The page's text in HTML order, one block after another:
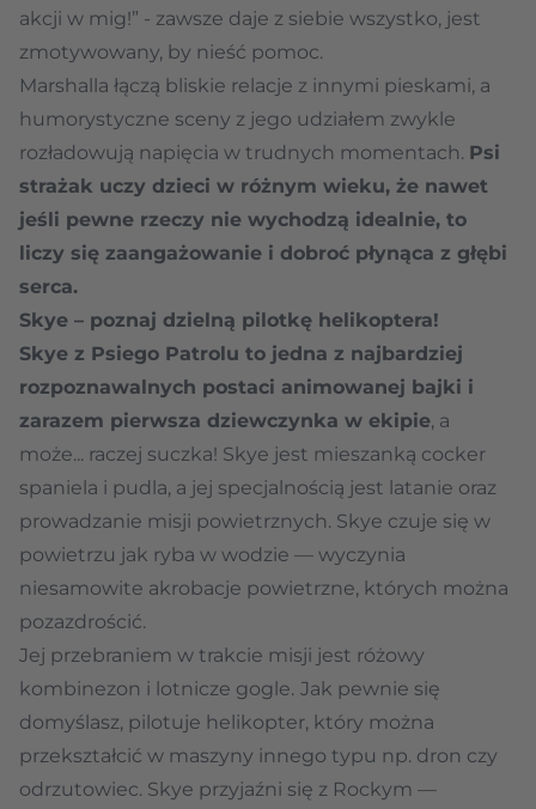
akcji w mig!” - zawsze daje z siebie wszystko, jest
zmotywowany, by nieść pomoc.
Marshalla łączą bliskie relacje z innymi pieskami, a
humorystyczne sceny z jego udziałem zwykle
rozładowują napięcia w trudnych momentach. Psi
strażak uczy dzieci w różnym wieku, że nawet
jeśli pewne rzeczy nie wychodzą idealnie, to
liczy się zaangażowanie i dobroć płynąca z głębi
serca.
Skye – poznaj dzielną pilotkę helikoptera!
Skye z Psiego Patrolu to jedna z najbardziej
rozpoznawalnych postaci animowanej bajki i
zarazem pierwsza dziewczynka w ekipie, a
może... raczej suczka! Skye jest mieszanką cocker
spaniela i pudla, a jej specjalnością jest latanie oraz
prowadzanie misji powietrznych. Skye czuje się w
powietrzu jak ryba w wodzie — wyczynia
niesamowite akrobacje powietrzne, których można
pozazdrościć.
Jej przebraniem w trakcie misji jest różowy
kombinezon i lotnicze gogle. Jak pewnie się
domyślasz, pilotuje helikopter, który można
przekształcić w maszyny innego typu np. dron czy
odrzutowiec. Skye przyjaźni się z Rockym —